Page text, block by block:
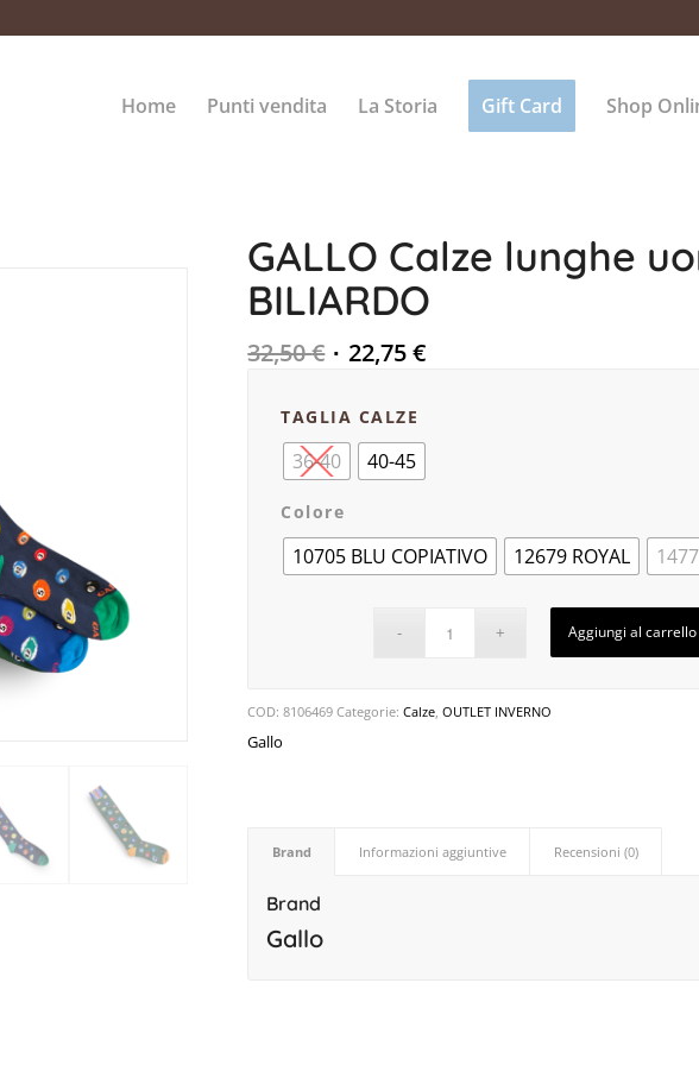
Home Punti vendita La Storia Gift Card Shop
GALLO Calze lunghe
BILIARDO
32,50€ 22,75€
TAGLIA CALZE
36-40 40-45
Colore
10705 BLU COPIATIVO 12679 ROYAL
Aggiungi al carrello
COD:8106469 Categorie:Calze,OUTLET INVERNO
Gallo
Brand Informazioni aggiuntive Recensioni (0)
Brand
Gallo